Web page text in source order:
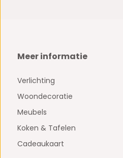
Meer informatie
Verlichting
Woondecoratie
Meubels
Koken & Tafelen
Cadeaukaart